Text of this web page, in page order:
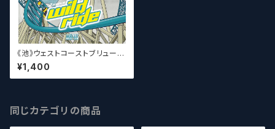
《池》ウェストコーストブリューイ
ング / West Coast ( WCB )W
ild Ride 【クラフトビール】
¥1,400
同じカテゴリの商品